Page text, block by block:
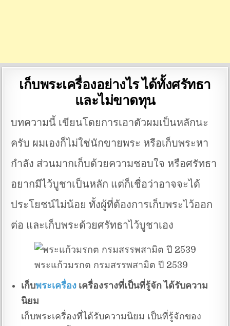
เก็บพระเครื่องอย่างไร ได้ทั้งศรัทธา
และไม่ขาดทุน
บทความนี้ เขียนโดยการเอาตัวผมเป็นหลักนะ
ครับ ผมเองก็ไม่ใช่นักขายพระ หรือเก็บพระหา
กำลัง ส่วนมากเก็บด้วยความชอบใจ หรือศรัทธา
อยากมีไว้บูชาเป็นหลัก แต่ก็เชื่อว่าอาจจะได้
ประโยชน์ไม่น้อย ทั้งผู้ที่ต้องการเก็บพระไว้ออก
ต่อ และเก็บพระด้วยศรัทธาไว้บูชาเอง
พระแก้วมรกต กรมสรรพสามิต ปี 2539
เก็บพระเครื่อง เครื่องรางที่เป็นที่รู้จัก ได้รับความ
นิยม
เก็บพระเครื่องที่ได้รับความนิยม เป็นที่รู้จักของ